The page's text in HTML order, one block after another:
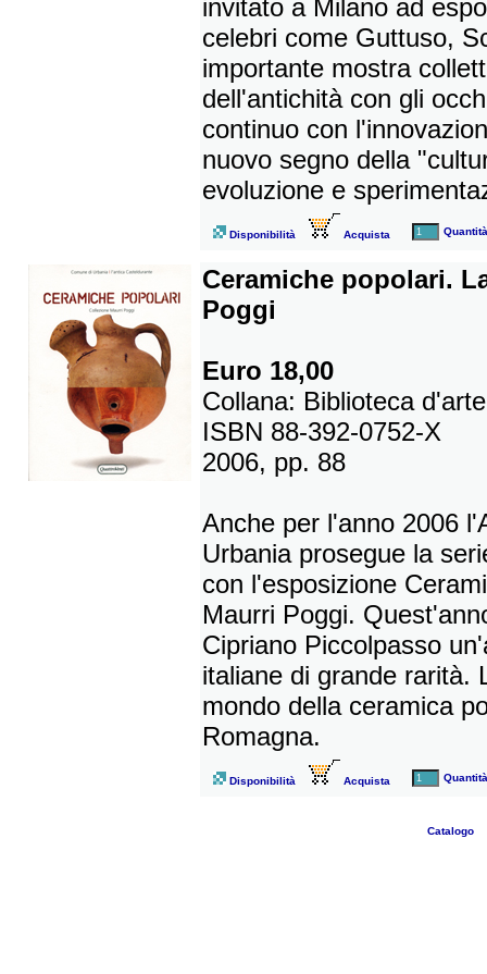
invitato a Milano ad
celebri come Guttuso,
importante mostra
dell'antichità con gli
continuo con
nuovo segno della
evoluzione e
Disponibilità Acquista Quantità
Ceramiche popolari.
Poggi
Euro 18,00
Collana: Biblioteca d'arte
ISBN 88-392-0752-X
2006, pp. 88
Anche per l'anno 2006
Urbania prosegue la
con l'esposizione
Maurri Poggi.
Cipriano Piccolpasso
italiane di grande rarità.
mondo della ceramica
Romagna.
Disponibilità Acquista Quantità
Catalogo